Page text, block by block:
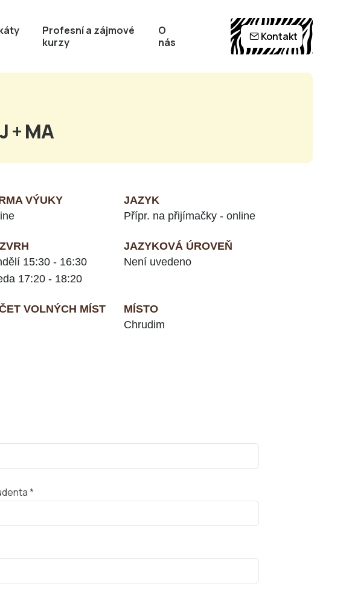
Profesní a zájmové
kurzy
O
nás
Kontakt
+ MA
VÝUKY
JAZYK
Přípr. na přijímačky - online
15:30 - 16:30
17:20 - 18:20
JAZYKOVÁ ÚROVEŇ
Není uvedeno
VOLNÝCH MÍST
MÍSTO
Chrudim
*